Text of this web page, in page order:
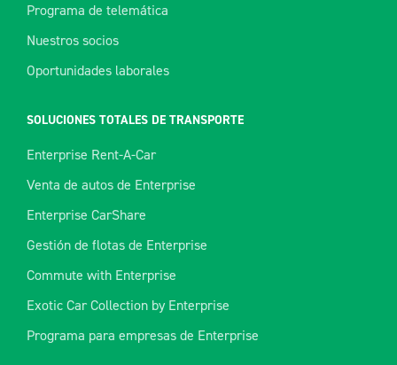
Programa de telemática
Nuestros socios
Oportunidades laborales
SOLUCIONES TOTALES DE TRANSPORTE
Enterprise Rent-A-Car
Venta de autos de Enterprise
Enterprise CarShare
Gestión de flotas de Enterprise
Commute with Enterprise
Exotic Car Collection by Enterprise
Programa para empresas de Enterprise